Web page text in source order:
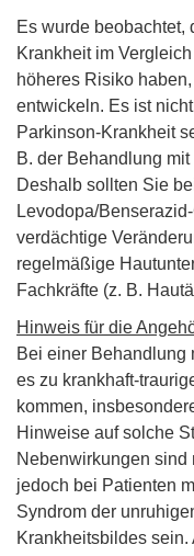
Es wurde beobachtet,
Krankheit im
höheres Risiko
entwickeln. Es ist
Parkinson-Krankheit
B. der Behandlung
Deshalb sollten Sie
Levodopa/
verdächtige
regelmäßige
Fachkräfte (z. B.
Hinweis für die
Bei einer Behandlung
es zu krankhaft-
kommen,
Hinweise auf solche
Nebenwirkungen sind
jedoch bei Patienten
Syndrom der
Krankheitsbildes